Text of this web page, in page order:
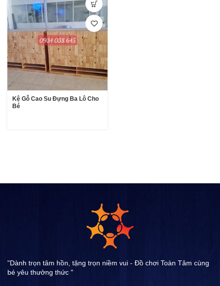
Kệ Gỗ Cao Su Đựng Ba Lô Cho
Bé
"Dành trọn tâm hồn, tặng trọn niềm vui - Đồ chơi Toàn Tâm cùng
bé yêu thưởng thức "